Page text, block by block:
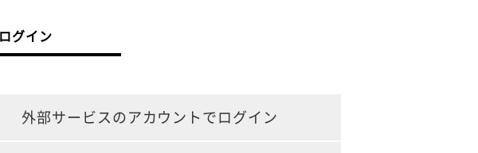
ログイン
外部サービスのアカウントでログイン